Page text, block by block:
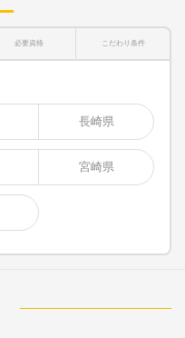
必要資格 こだわり条件
長崎県
宮崎県